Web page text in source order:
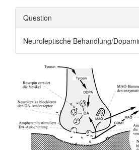
Question
Neuroleptische Behandlung/